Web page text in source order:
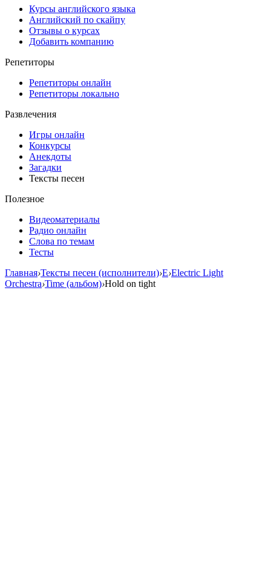
Курсы английского языка
Английский по скайпу
Отзывы о курсах
Добавить компанию
Репетиторы
Репетиторы онлайн
Репетиторы локально
Развлечения
Игры онлайн
Конкурсы
Анекдоты
Загадки
Тексты песен
Полезное
Видеоматериалы
Радио онлайн
Слова по темам
Тесты
Главная›Тексты песен (исполнители)›E›Electric Light
Orchestra›Time (альбом)›Hold on tight